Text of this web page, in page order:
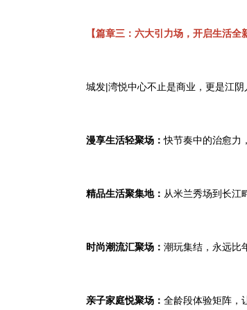
【篇章三：六大引力场，开启生活全
城发|湾悦中心不止是商业，更是江阴
漫享生活轻聚场：快节奏中的治愈力
精品生活聚集地： 从米兰秀场到长江
时尚潮流汇聚场： 潮玩集结，永远比
亲子家庭悦聚场： 全龄段体验矩阵，